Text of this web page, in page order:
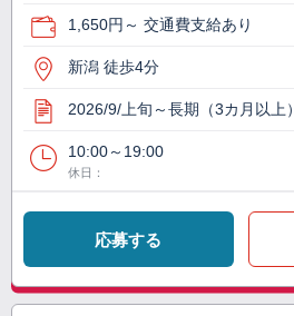
1,650円～ 交通費支給あり
新潟 徒歩4分
2026/9/上旬～長期（3カ月以上）
10:00～19:00
休日：
応募する